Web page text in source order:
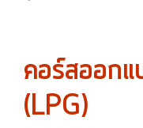
คอร์สออกแ
(LPG)